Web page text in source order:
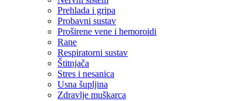
Prehlada i gripa
Probavni sustav
Proširene vene i hemoroidi
Rane
Respiratorni sustav
Štitnjača
Stres i nesanica
Usna šupljina
Zdravlje muškarca